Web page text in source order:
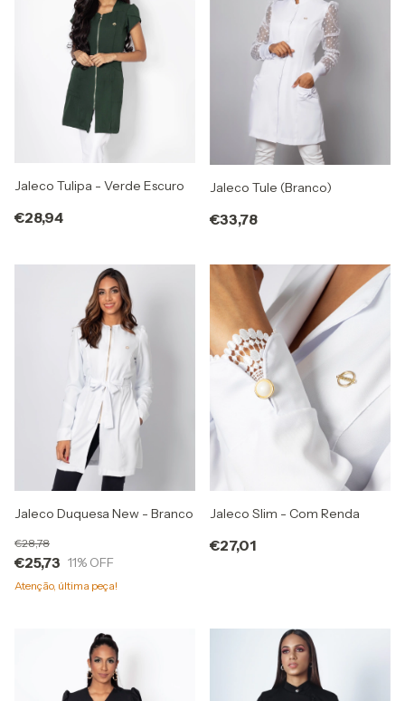
Jaleco Tulipa - Verde Escuro
€28,94
Jaleco Tule (Branco)
€33,78
Jaleco Duquesa New - Branco
€25,73
€28,78
11% OFF
Atenção, última peça!
Jaleco Slim - Com Renda
€27,01